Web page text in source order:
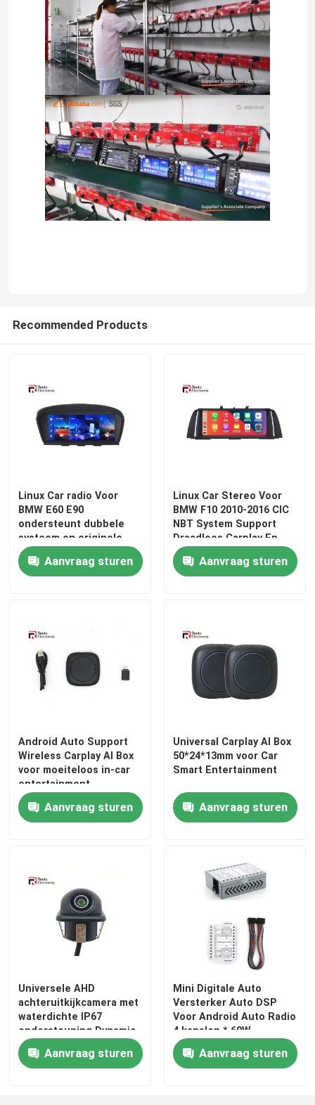
Thuis
Producten
Fabrieksreis
Kwaliteitscontrole
nieuws
Alle Gevallen
Vraag een offerte aan
Android Autoradio Stereo
Mazda-Autostereo-installatie
OEM autoradio
Carplayai doos
auto videointerface
De Nok DVR van het autostreepje
Recommended Products
Linux Car radio Voor
BMW E60 E90
ondersteunt dubbele
systeem en originele
joystick
Aanvraag sturen
Linux Car Stereo Voor
BMW F10 2010-2016 CIC
NBT System Support
Draadloos Carplay En
Android Auto
Aanvraag sturen
Android Auto Support
Wireless Carplay AI Box
voor moeiteloos in-car
entertainment
Aanvraag sturen
Universal Carplay AI Box
50*24*13mm voor Car
Smart Entertainment
Aanvraag sturen
Universele AHD
achteruitkijkcamera met
waterdichte IP67
ondersteuning Dynamic
Parking Line
Aanvraag sturen
Mini Digitale Auto
Versterker Auto DSP
Voor Android Auto Radio
4 kanalen * 60W
Aanvraag sturen